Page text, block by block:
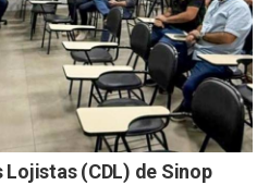
(CDL) de Sinop